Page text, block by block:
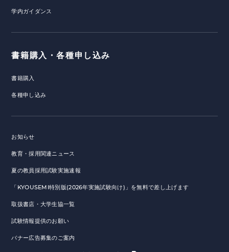
学内ガイダンス
書籍購入・各種申し込み
書籍購入
各種申し込み
お知らせ
教育・採用関連ニュース
夏の教員採用試験実施速報
「KYOUSEMI特別版(2026年実施試験向け)」を無料で差し上げます
取扱書店・大学生協一覧
試験情報提供のお願い
バナー広告募集のご案内